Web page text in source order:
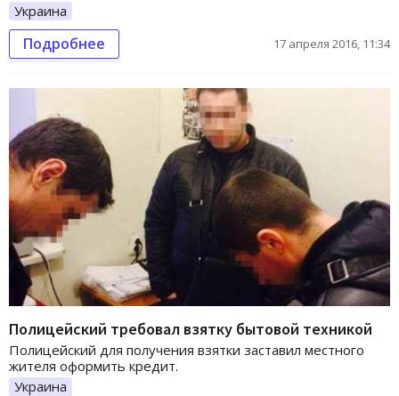
Украина
Подробнее 17 апреля 2016, 11:34
Полицейский требовал взятку бытовой техникой
Полицейский для получения взятки заставил местного
жителя оформить кредит.
Украина